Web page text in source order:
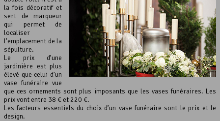
la fois décoratif et
sert de marqueur
qui permet de
localiser
l’emplacement de la
sépulture.
Le prix d’une
jardinière est plus
élevé que celui d’un
vase funéraire vue
que ces ornements sont plus imposants que les vases funéraires. Les
prix vont entre 38 € et 220 €.
Les facteurs essentiels du choix d’un vase funéraire sont le prix et le
design.